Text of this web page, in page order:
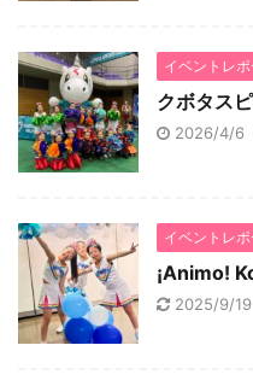
イベントレポ
クボタス
2026/4/6
イベントレポ
¡Animo!
2025/9/19